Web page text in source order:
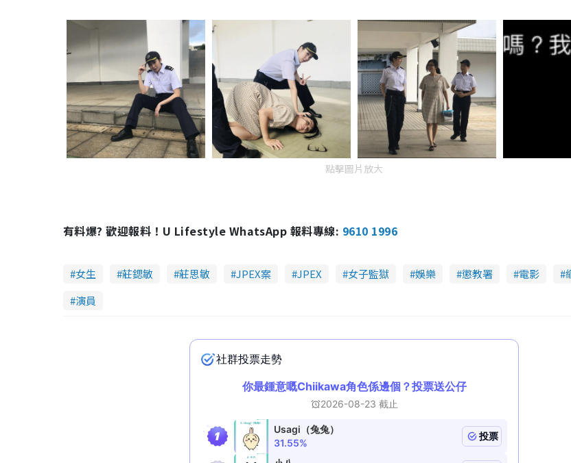
點擊圖片放大
有料爆? 歡迎報料！U Lifestyle WhatsApp 報料專線: 9610 1996
女生 莊鍶敏 莊思敏 JPEX案 JPEX 女子監獄 娛樂 懲教署 電影
演員